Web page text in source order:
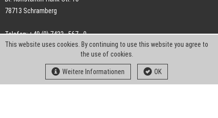
78713 Schramberg
Telefon: +49 (0) 7422 . 567 - 0
Telefax: +49 (0) 7422 . 567 - 239
info-ch@kern-liebers.com
This website uses cookies. By continuing to use this website you agree to
the use of cookies.
Weitere Informationen OK